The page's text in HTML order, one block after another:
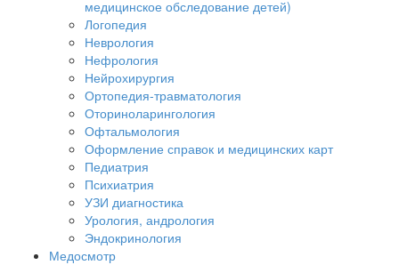
медицинское обследование детей)
Логопедия
Неврология
Нефрология
Нейрохирургия
Ортопедия-травматология
Оториноларингология
Офтальмология
Оформление справок и медицинских карт
Педиатрия
Психиатрия
УЗИ диагностика
Урология, андрология
Эндокринология
Медосмотр